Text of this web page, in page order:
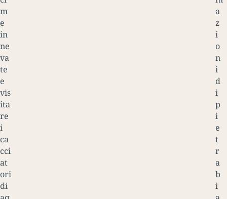
m
e
in
ne
va
te
e
vis
ita
re
i
ca
cci
at
ori
di
a
z
i
o
n
i
d
i
p
i
e
t
r
a
b
i